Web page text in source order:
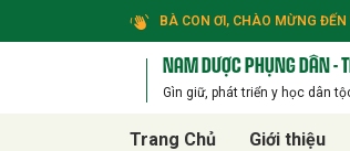
BÀ CON ƠI, CHÀO MỪNG
NAM DƯỢC PHỤNG DÂN -
Gìn giữ, phát triển y học dân
Trang Chủ Giới thiệu